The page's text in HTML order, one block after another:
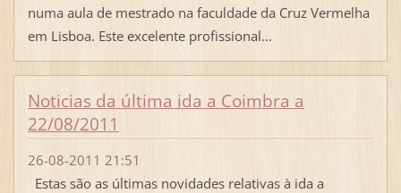
numa aula de mestrado na faculdade da Cruz Vermelha
em Lisboa. Este excelente profissional...
Noticias da última ida a Coimbra a
22/08/2011
26-08-2011 21:51
Estas são as últimas novidades relativas à ida a